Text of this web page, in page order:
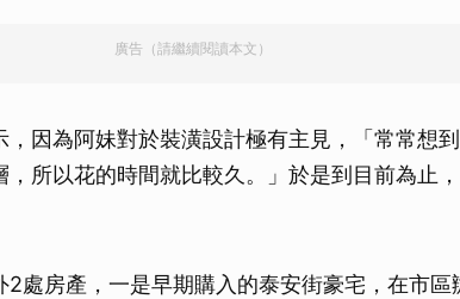
廣告（請繼續閱讀本文）
因為阿妹對於裝潢設計極有主見，「常常想
，所以花的時間就比較久。」於是到目前為止
2處房產，一是早期購入的泰安街豪宅，在市區